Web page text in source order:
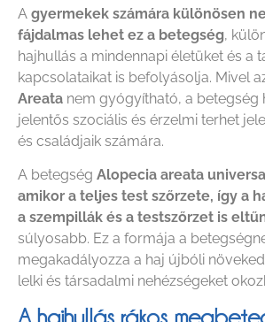
A gyermekek számára különösen
fájdalmas lehet ez a betegség,
hajhullás a mindennapi életüket és a
kapcsolataikat is befolyásolja. Mivel
Areata nem gyógyítható, a betegség
jelentős szociális és érzelmi terhet
és családjaik számára.
A betegség Alopecia areata
amikor a teljes test szőrzete, így a
a szempillák és a testszőrzet is
súlyosabb. Ez a formája a
megakadályozza a haj újbóli
lelki és társadalmi nehézségeket